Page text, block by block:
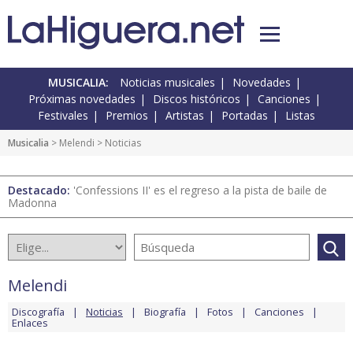
MUSICALIA: Noticias musicales
Novedades
Próximas novedades
Discos históricos
Canciones
Festivales
Premios Artistas Portadas Listas
Musicalia > Melendi > Noticias
Destacado: 'Confessions II' es el regreso a la pista de baile de
Madonna
Melendi
Discografía Noticias Biografía Fotos Canciones
Enlaces